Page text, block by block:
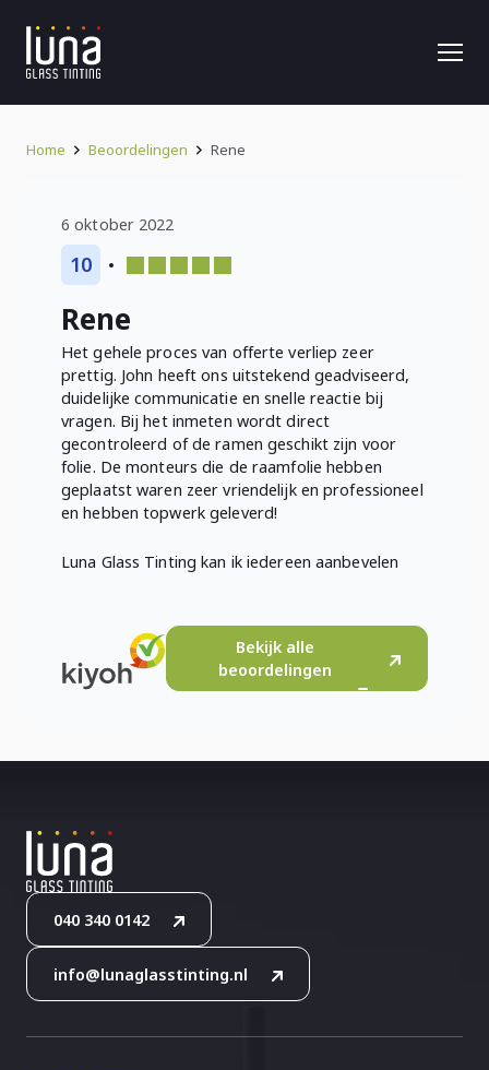
Home Beoordelingen Rene
6 oktober 2022
10
Rene
Het gehele proces van offerte verliep zeer
prettig. John heeft ons uitstekend geadviseerd,
duidelijke communicatie en snelle reactie bij
vragen. Bij het inmeten wordt direct
gecontroleerd of de ramen geschikt zijn voor
folie. De monteurs die de raamfolie hebben
geplaatst waren zeer vriendelijk en professioneel
en hebben topwerk geleverd!
Luna Glass Tinting kan ik iedereen aanbevelen
Bekijk alle
beoordelingen
040 340 0142
info@lunaglasstinting.nl